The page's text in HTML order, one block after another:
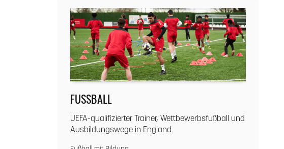
FUSSBALL
UEFA-qualifizierter Trainer, Wettbewerbsfußball und
Ausbildungswege in England.